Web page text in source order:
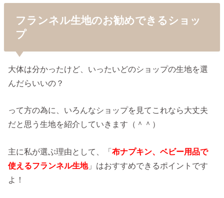
フランネル生地のお勧めできるショッ
プ
大体は分かったけど、いったいどのショップの生地を選
んだらいいの？
って方の為に、いろんなショップを見てこれなら大丈夫
だと思う生地を紹介していきます（＾＾）
主に私が選ぶ理由として、「布ナプキン、ベビー用品で
使えるフランネル生地」はおすすめできるポイントです
よ！